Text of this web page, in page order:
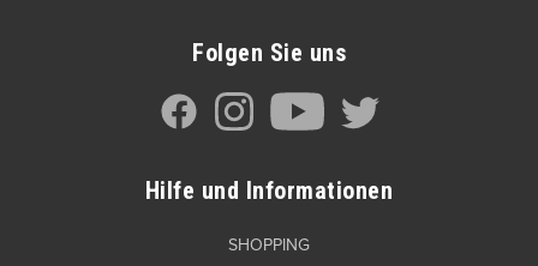
Folgen Sie uns
Hilfe und Informationen
SHOPPING